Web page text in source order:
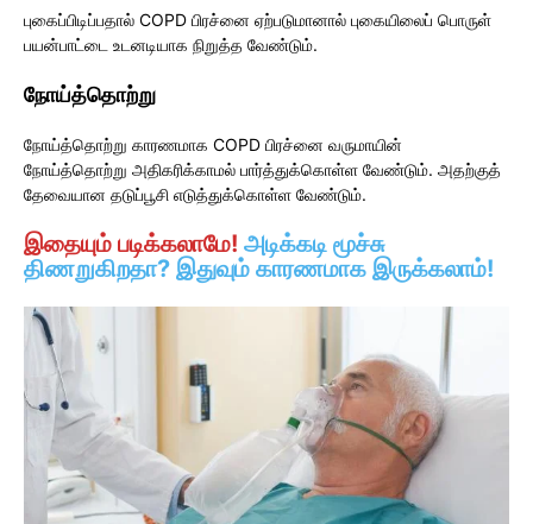
புகைப்பிடிப்பதால் COPD பிரச்னை ஏற்படுமானால் புகையிலைப் பொருள்
பயன்பாட்டை உடனடியாக நிறுத்த வேண்டும்.
நோய்த்தொற்று
நோய்த்தொற்று காரணமாக COPD பிரச்னை வருமாயின்
நோய்த்தொற்று அதிகரிக்காமல் பார்த்துக்கொள்ள வேண்டும். அதற்குத்
தேவையான தடுப்பூசி எடுத்துக்கொள்ள வேண்டும்.
இதையும் படிக்கலாமே! அடிக்கடி மூச்சு
திணறுகிறதா? இதுவும் காரணமாக இருக்கலாம்!